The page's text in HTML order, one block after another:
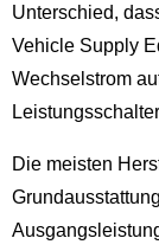
Unterschied,
Vehicle Supply
Wechselstrom
Die meisten